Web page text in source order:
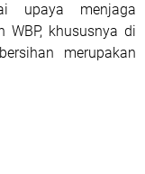
upaya menjaga
WBP, khususnya di
merupakan